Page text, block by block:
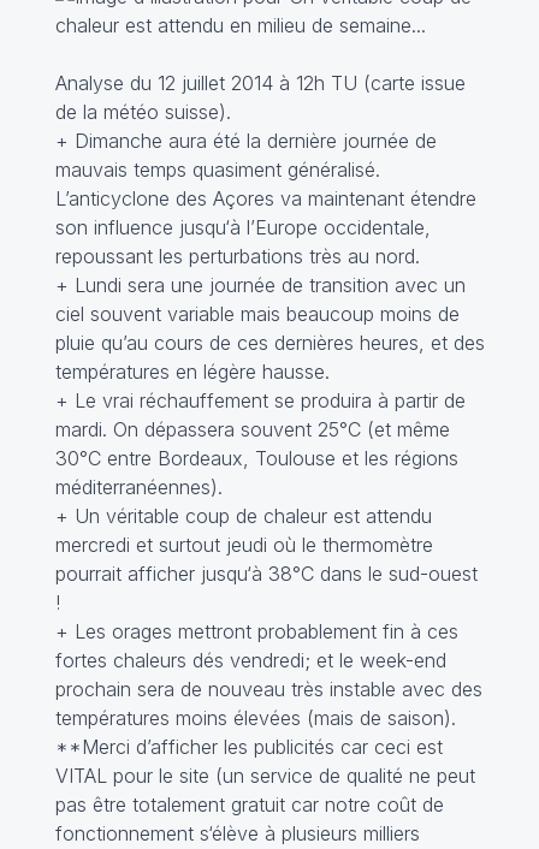
Analyse du 12 juillet 2014 à 12h TU (carte issue
de la météo suisse).
+ Dimanche aura été la dernière journée de
mauvais temps quasiment généralisé.
L’anticyclone des Açores va maintenant étendre
son influence jusqu‘à l’Europe occidentale,
repoussant les perturbations très au nord.
+ Lundi sera une journée de transition avec un
ciel souvent variable mais beaucoup moins de
pluie qu’au cours de ces dernières heures, et des
températures en légère hausse.
+ Le vrai réchauffement se produira à partir de
mardi. On dépassera souvent 25°C (et même
30°C entre Bordeaux, Toulouse et les régions
méditerranéennes).
+ Un véritable coup de chaleur est attendu
mercredi et surtout jeudi où le thermomètre
pourrait afficher jusqu‘à 38°C dans le sud-ouest
!
+ Les orages mettront probablement fin à ces
fortes chaleurs dés vendredi; et le week-end
prochain sera de nouveau très instable avec des
températures moins élevées (mais de saison).
**Merci d’afficher les publicités car ceci est
VITAL pour le site (un service de qualité ne peut
pas être totalement gratuit car notre coût de
fonctionnement s‘élève à plusieurs milliers